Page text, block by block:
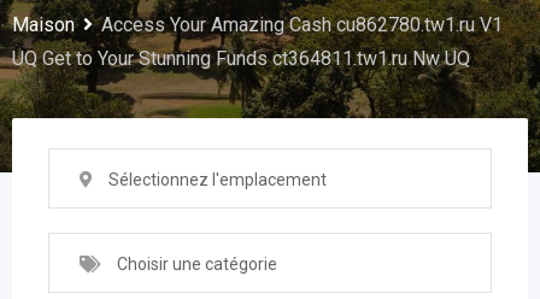
Maison
Access Your Amazing Cash cu862780.tw1.ru V1
UQ Get to Your Stunning Funds ct364811.tw1.ru Nw UQ
Sélectionnez l'emplacement
Choisir une catégorie